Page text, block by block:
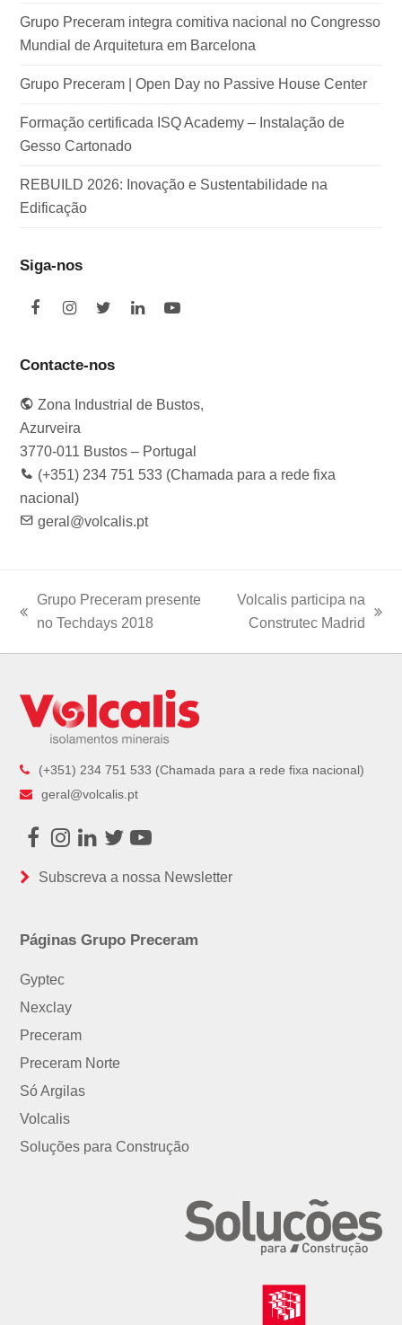
Grupo Preceram integra comitiva nacional no Congresso
Mundial de Arquitetura em Barcelona
Grupo Preceram | Open Day no Passive House Center
Formação certificada ISQ Academy – Instalação de
Gesso Cartonado
REBUILD 2026: Inovação e Sustentabilidade na
Edificação
Siga-nos
F
e
o
o
k
I
t
g
r
a
m
T
t
e
r
L
d
I
Y
e
Contacte-nos
Zona Industrial de Bustos,
Azurveira
3770-011 Bustos – Portugal
(+351) 234 751 533 (Chamada para a rede fixa
nacional)
geral@volcalis.pt
previous
Grupo Preceram presente
no Techdays 2018
Volcalis participa na
Construtec Madrid
(+351) 234 751 533 (Chamada para a rede fixa nacional)
geral@volcalis.pt
Facebook
Instagram
LinkedIn
TwitterYoutube
Subscreva a nossa Newsletter
Páginas Grupo Preceram
Gyptec
Nexclay
Preceram
Preceram Norte
Só Argilas
Volcalis
Soluções para Construção